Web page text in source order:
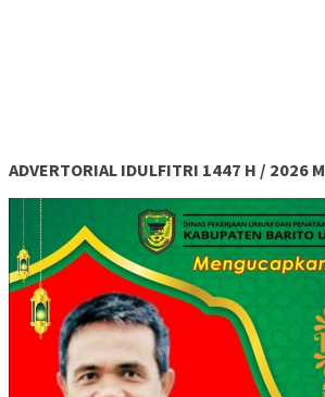
ADVERTORIAL IDULFITRI 1447 H / 2026 M